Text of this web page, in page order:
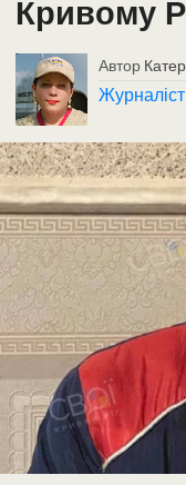
Кривому
Автор